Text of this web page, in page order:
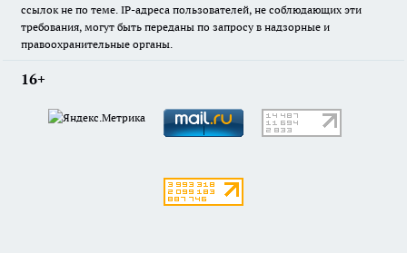
ссылок не по теме. IP-адреса пользователей, не соблюдающих эти
требования, могут быть переданы по запросу в надзорные и
правоохранительные органы.
16+